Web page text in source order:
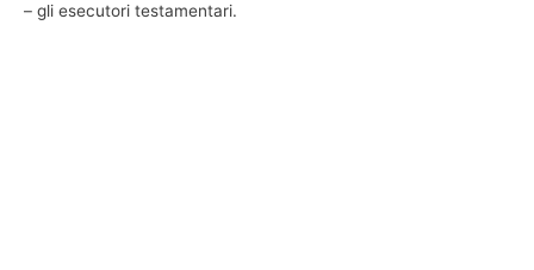
– gli esecutori testamentari.